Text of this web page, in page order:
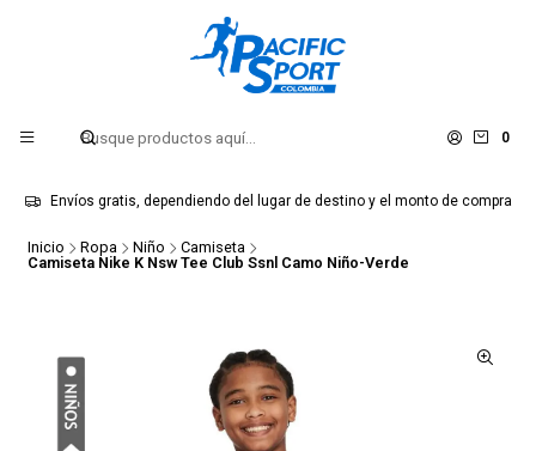
0
Envíos gratis, dependiendo del lugar de destino y el monto de compra
Inicio Ropa Niño
Camiseta
Camiseta Nike K Nsw Tee Club Ssnl Camo Niño-Verde